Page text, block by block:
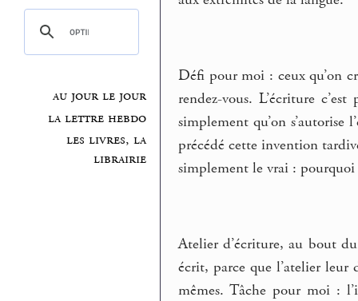
au jour le jour
la lettre hebdo
les livres, la
librairie
Défi pour moi : ceux qu’on
rendez-vous. L’écriture
simplement qu’on
précédé cette invention
simplement le vrai : pourquoi
Atelier d’écriture, au bout
écrit, parce que l’atelier leur
mêmes. Tâche pour moi :